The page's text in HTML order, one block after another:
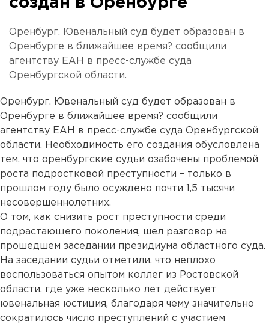
создан в Оренбурге
Оренбург. Ювенальный суд будет образован в
Оренбурге в ближайшее время? сообщили
агентству ЕАН в пресс-службе суда
Оренбургской области.
Оренбург. Ювенальный суд будет образован в
Оренбурге в ближайшее время? сообщили
агентству ЕАН в пресс-службе суда Оренбургской
области. Необходимость его создания обусловлена
тем, что оренбургские судьи озабочены проблемой
роста подростковой преступности – только в
прошлом году было осуждено почти 1,5 тысячи
несовершеннолетних.
О том, как снизить рост преступности среди
подрастающего поколения, шел разговор на
прошедшем заседании президиума областного суда.
На заседании судьи отметили, что неплохо
воспользоваться опытом коллег из Ростовской
области, где уже несколько лет действует
ювенальная юстиция, благодаря чему значительно
сократилось число преступлений с участием